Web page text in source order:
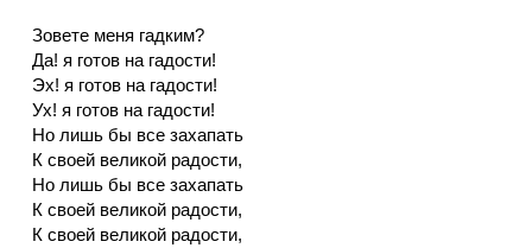
Зовете меня гадким?
Да! я готов на гадости!
Эх! я готов на гадости!
Ух! я готов на гадости!
Но лишь бы все захапать
К своей великой радости,
Но лишь бы все захапать
К своей великой радости,
К своей великой радости,